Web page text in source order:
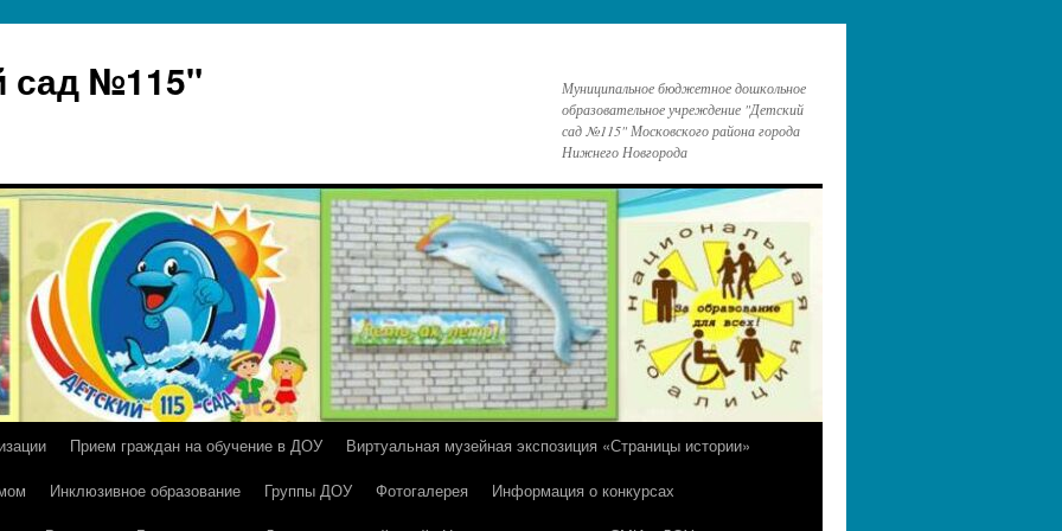
сад №115"
Муниципальное бюджетное дошкольное
образовательное учреждение "Детский
сад №115" Московского района города
Нижнего Новгорода
Прием граждан на обучение в ДОУ
Виртуальная музейная экспозиция «Страницы истории»
Инклюзивное образование Группы ДОУ Фотогалерея
Информация о конкурсах